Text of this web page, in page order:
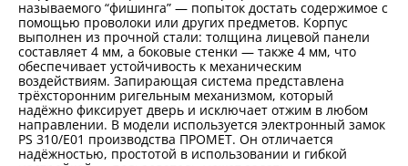
называемого “фишинга” — попыток достать содержимое с
помощью проволоки или других предметов. Корпус
выполнен из прочной стали: толщина лицевой панели
составляет 4 мм, а боковые стенки — также 4 мм, что
обеспечивает устойчивость к механическим
воздействиям. Запирающая система представлена
трёхсторонним ригельным механизмом, который
надёжно фиксирует дверь и исключает отжим в любом
направлении. В модели используется электронный замок
PS 310/Е01 производства ПРОМЕТ. Он отличается
надёжностью, простотой в использовании и гибкой